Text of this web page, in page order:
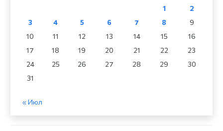
1
2
3
4 5 6 7 8
9
10
11 12 13 14 15
16
17
18 19 20 21 22
23
24
25 26 27 28 29
30
31
« Июл